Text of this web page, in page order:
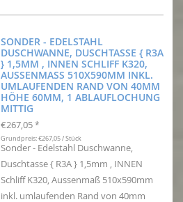
SONDER - EDELSTAHL
DUSCHWANNE, DUSCHTASSE { R3A
} 1,5MM , INNEN SCHLIFF K320,
AUSSENMASS 510X590MM INKL. U
MLAUFENDEN RAND VON 40MM H
ÖHE 60MM, 1 ABLAUFLOCHUNG M
ITTIG
€267,05 *
Grundpreis: €267,05 / Stück
Sonder - Edelstahl Duschwanne,
Duschtasse { R3A } 1,5mm , INNEN
Schliff K320, Aussenmaß 510x590mm
inkl. umlaufenden Rand von 40mm